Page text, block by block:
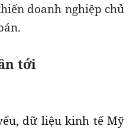
doanh nghiệp chủ
tới
dữ liệu kinh tế Mỹ